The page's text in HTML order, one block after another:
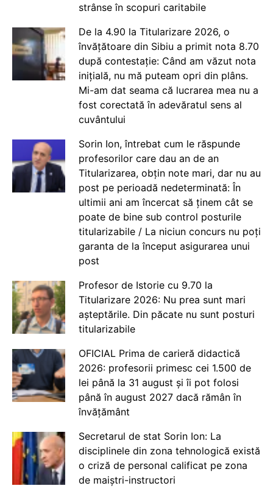
strânse în scopuri caritabile
De la 4.90 la Titularizare 2026, o
învățătoare din Sibiu a primit nota 8.70
după contestație: Când am văzut nota
inițială, nu mă puteam opri din plâns.
Mi-am dat seama că lucrarea mea nu a
fost corectată în adevăratul sens al
cuvântului
Sorin Ion, întrebat cum le răspunde
profesorilor care dau an de an
Titularizarea, obțin note mari, dar nu au
post pe perioadă nedeterminată: În
ultimii ani am încercat să ținem cât se
poate de bine sub control posturile
titularizabile / La niciun concurs nu poți
garanta de la început asigurarea unui
post
Profesor de Istorie cu 9.70 la
Titularizare 2026: Nu prea sunt mari
așteptările. Din păcate nu sunt posturi
titularizabile
OFICIAL Prima de carieră didactică
2026: profesorii primesc cei 1.500 de
lei până la 31 august și îi pot folosi
până în august 2027 dacă rămân în
învățământ
Secretarul de stat Sorin Ion: La
disciplinele din zona tehnologică există
o criză de personal calificat pe zona
de maiștri-instructori